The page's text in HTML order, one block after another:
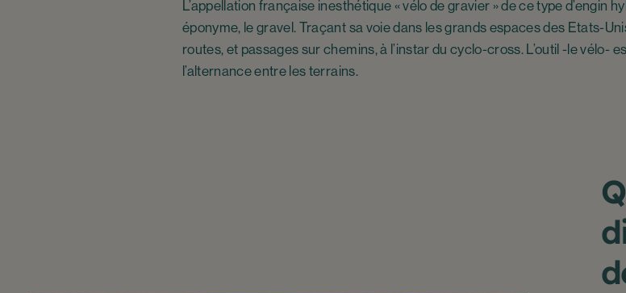
L’appellation française inesthétique « vélo de gravier » de ce type d’engin
éponyme, le gravel. Traçant sa voie dans les grands espaces des Etats-
routes, et passages sur chemins, à l’instar du cyclo-cross. L’outil -le vélo-
l’alternance entre les terrains.